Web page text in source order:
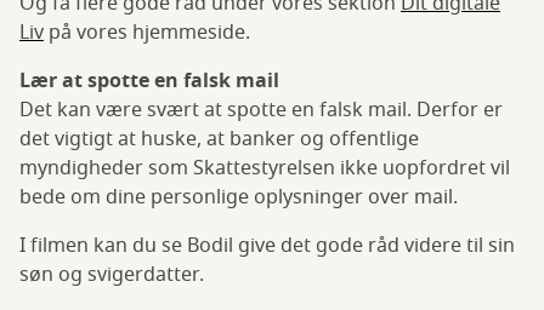
Liv på vores hjemmeside.
Lær at spotte en falsk mail
Det kan være svært at spotte en falsk mail. Derfor er
det vigtigt at huske, at banker og offentlige
myndigheder som Skattestyrelsen ikke uopfordret vil
bede om dine personlige oplysninger over mail.
I filmen kan du se Bodil give det gode råd videre til sin
søn og svigerdatter.